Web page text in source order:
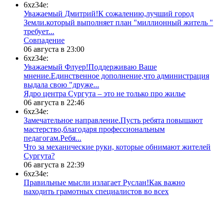
6xz34e:
Уважаемый Дмитрий!К сожалению,лучший город
Земли.который выполняет план "миллионный житель "
требует...
​Совпадение
06 августа в 23:00
6xz34e:
Уважаемый Флуер!Поддерживаю Ваше
мнение.Единственное дополнение,что администрация
выдала свою "друже...
​Ядро центра Сургута ‒ это не только про жилье
06 августа в 22:46
6xz34e:
Замечательное направление.Пусть ребята повышают
мастерство,благодаря профессиональным
педагогам.Ребя...
​Что за механические руки, которые обнимают жителей
Сургута?
06 августа в 22:39
6xz34e:
Правильные мысли излагает Руслан!Как важно
находить грамотных специалистов во всех